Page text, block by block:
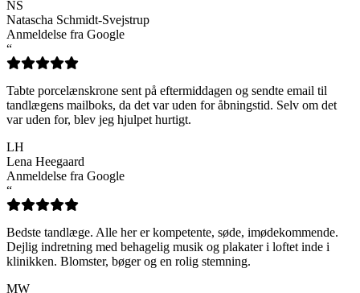
NS
Natascha Schmidt-Svejstrup
Anmeldelse fra Google
“
Tabte porcelænskrone sent på eftermiddagen og sendte email til
tandlægens mailboks, da det var uden for åbningstid. Selv om det
var uden for, blev jeg hjulpet hurtigt.
LH
Lena Heegaard
Anmeldelse fra Google
“
Bedste tandlæge. Alle her er kompetente, søde, imødekommende.
Dejlig indretning med behagelig musik og plakater i loftet inde i
klinikken. Blomster, bøger og en rolig stemning.
MW